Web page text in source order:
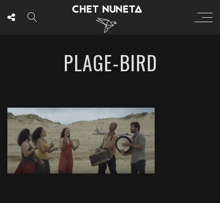
PLAGE-BIRD